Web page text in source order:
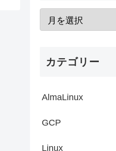
カテゴリー
AlmaLinux
GCP
Linux